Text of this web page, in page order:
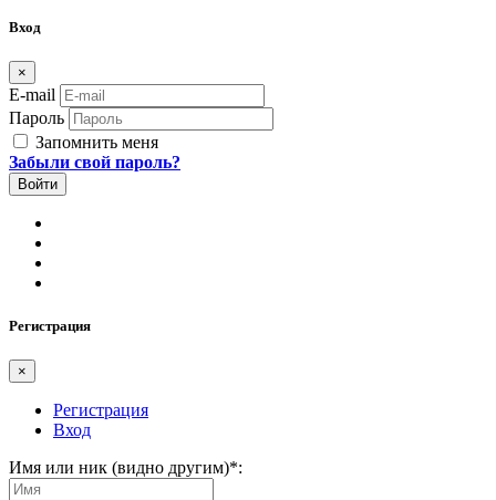
Вход
×
E-mail
Пароль
Запомнить меня
Забыли свой пароль?
Регистрация
×
Регистрация
Вход
Имя или ник (видно другим)*: